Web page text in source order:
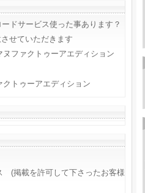
ドサービス使った事あります？
せていただきます
ファクトゥーアエディション
クトゥーアエディション
(掲載を許可して下さったお客様